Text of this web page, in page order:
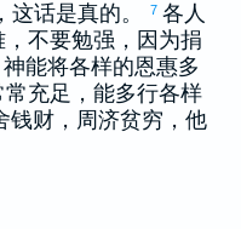
这话是真的。 7 各人
不要勉强，因为捐
神能将各样的恩惠多
充足，能多行各样
钱财，周济贫穷，他